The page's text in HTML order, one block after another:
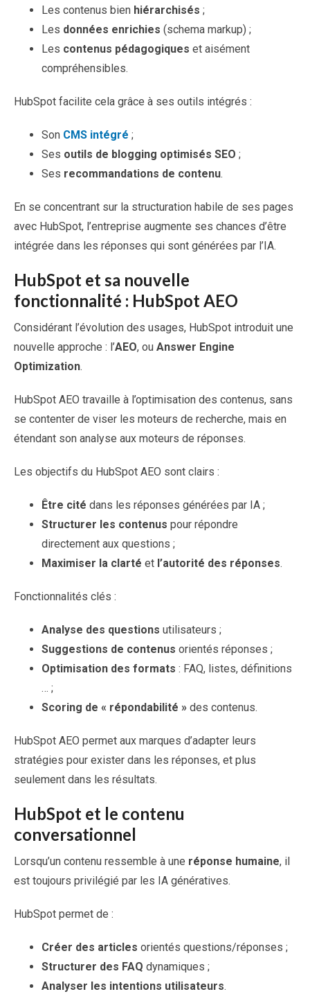
Les contenus bien hiérarchisés ;
Les données enrichies (schema markup) ;
Les contenus pédagogiques et aisément
compréhensibles.
HubSpot facilite cela grâce à ses outils intégrés :
Son CMS intégré ;
Ses outils de blogging optimisés SEO ;
Ses recommandations de contenu.
En se concentrant sur la structuration habile de ses pages
avec HubSpot, l’entreprise augmente ses chances d’être
intégrée dans les réponses qui sont générées par l’IA.
HubSpot et sa nouvelle
fonctionnalité : HubSpot AEO
Considérant l’évolution des usages, HubSpot introduit une
nouvelle approche : l’AEO, ou Answer Engine
Optimization.
HubSpot AEO travaille à l’optimisation des contenus, sans
se contenter de viser les moteurs de recherche, mais en
étendant son analyse aux moteurs de réponses.
Les objectifs du HubSpot AEO sont clairs :
Être cité dans les réponses générées par IA ;
Structurer les contenus pour répondre
directement aux questions ;
Maximiser la clarté et l’autorité des réponses.
Fonctionnalités clés :
Analyse des questions utilisateurs ;
Suggestions de contenus orientés réponses ;
Optimisation des formats : FAQ, listes, définitions
… ;
Scoring de « répondabilité » des contenus.
HubSpot AEO permet aux marques d’adapter leurs
stratégies pour exister dans les réponses, et plus
seulement dans les résultats.
HubSpot et le contenu
conversationnel
Lorsqu’un contenu ressemble à une réponse humaine, il
est toujours privilégié par les IA génératives.
HubSpot permet de :
Créer des articles orientés questions/réponses ;
Structurer des FAQ dynamiques ;
Analyser les intentions utilisateurs.